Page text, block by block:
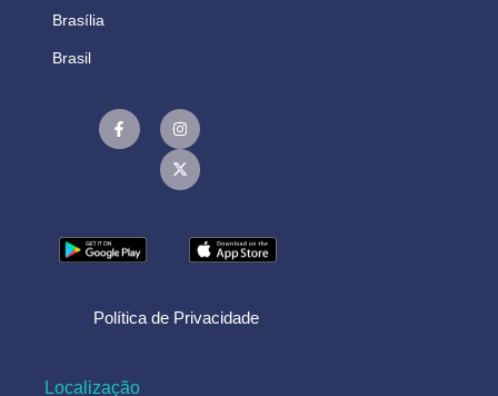
Brasília
Brasil
Política de Privacidade
Localização